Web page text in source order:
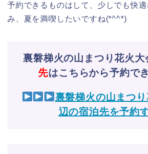
予約できるものはして、少しでも快
み、夏を満喫したいですね(*^^*)
裏磐梯火の山まつり花火大
先はこちらから予約で
裏磐梯火の山まつ
辺の宿泊先を予約